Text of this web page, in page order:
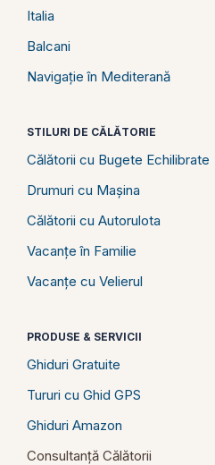
Italia
Balcani
Navigație în Mediterană
STILURI DE CĂLĂTORIE
Călătorii cu Bugete Echilibrate
Drumuri cu Mașina
Călătorii cu Autorulota
Vacanțe în Familie
Vacanțe cu Velierul
PRODUSE & SERVICII
Ghiduri Gratuite
Tururi cu Ghid GPS
Ghiduri Amazon
Consultanță Călătorii